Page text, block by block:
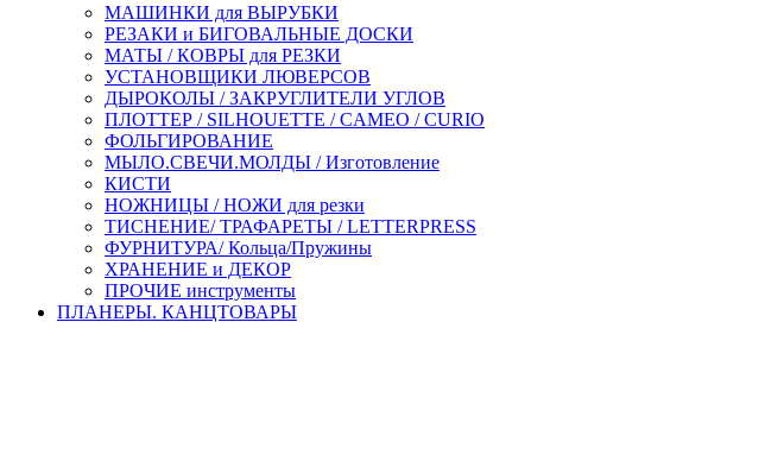
МАШИНКИ для ВЫРУБКИ
РЕЗАКИ и БИГОВАЛЬНЫЕ ДОСКИ
МАТЫ / КОВРЫ для РЕЗКИ
УСТАНОВЩИКИ ЛЮВЕРСОВ
ДЫРОКОЛЫ / ЗАКРУГЛИТЕЛИ УГЛОВ
ПЛОТТЕР / SILHOUETTE / CAMEO / CURIO
ФОЛЬГИРОВАНИЕ
МЫЛО.СВЕЧИ.МОЛДЫ / Изготовление
КИСТИ
НОЖНИЦЫ / НОЖИ для резки
ТИСНЕНИЕ/ ТРАФАРЕТЫ / LETTERPRESS
ФУРНИТУРА/ Кольца/Пружины
ХРАНЕНИЕ и ДЕКОР
ПРОЧИЕ инструменты
ПЛАНЕРЫ. КАНЦТОВАРЫ